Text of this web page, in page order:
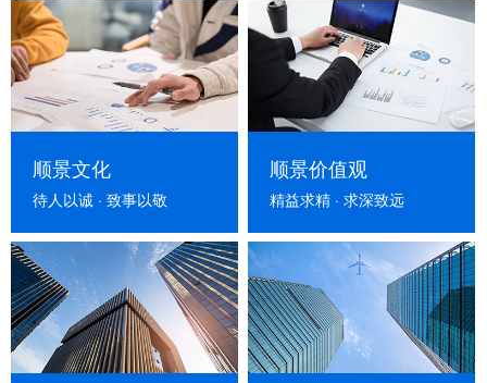
顺景文化
待人以诚 · 致事以敬
顺景价值观
精益求精 · 求深致远